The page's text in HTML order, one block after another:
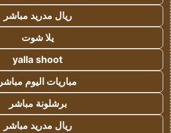
ريال مدريد مباشر
يلا شوت
yalla shoot
مباريات اليوم مباشر
برشلونة مباشر
ريال مدريد مباشر